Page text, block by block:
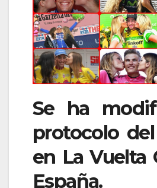
Se ha
protocolo
en La Vuelta
España.